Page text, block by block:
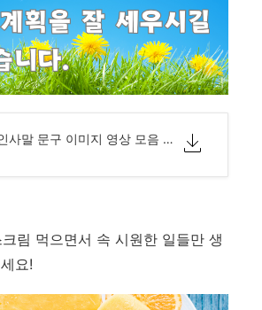
8 6월 인사말 문구 이미지 영상 모음 문자 안부.png
림 먹으면서 속 시원한 일들만 생
요!